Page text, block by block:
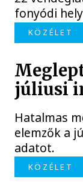
fonyódi
KÖZÉLET
júliusi
Hatalmas
elemzők a
adatot.
KÖZÉLET